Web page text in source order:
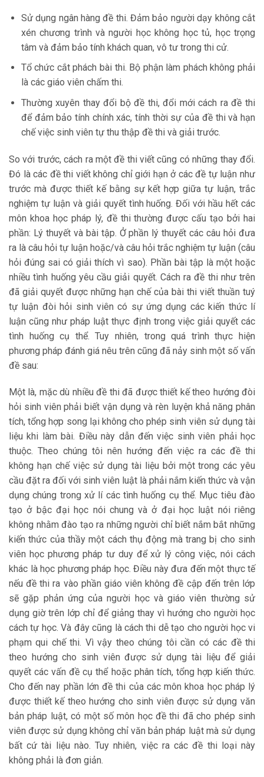
Sử dụng ngân hàng đề thi. Đảm bảo người dạy không cắt
xén chương trình và người học không học tủ, học trọng
tâm và đảm bảo tính khách quan, vô tư trong thi cử.
Tổ chức cắt phách bài thi. Bộ phận làm phách không phải
là các giáo viên chấm thi.
Thường xuyên thay đổi bộ đề thi, đổi mới cách ra đề thi
để đảm bảo tính chính xác, tính thời sự của đề thi và hạn
chế việc sinh viên tự thu thập đề thi và giải trước.
So với trước, cách ra một đề thi viết cũng có những thay đổi.
Đó là các đề thi viết không chỉ giới hạn ở các đề tự luận như
trước mà được thiết kế bằng sự kết hợp giữa tự luận, trắc
nghiệm tự luận và giải quyết tình huống. Đối với hầu hết các
môn khoa học pháp lý, đề thi thường được cấu tạo bởi hai
phần: Lý thuyết và bài tập. Ở phần lý thuyết các câu hỏi đưa
ra là câu hỏi tự luận hoặc/và câu hỏi trắc nghiệm tự luận (câu
hỏi đúng sai có giải thích vì sao). Phần bài tập là một hoặc
nhiều tình huống yêu cầu giải quyết. Cách ra đề thi như trên
đã giải quyết được những hạn chế của bài thi viết thuần tuý
tự luận đòi hỏi sinh viên có sự ứng dụng các kiến thức lí
luận cũng như pháp luật thực định trong việc giải quyết các
tình huống cụ thể. Tuy nhiên, trong quá trình thực hiện
phương pháp đánh giá nêu trên cũng đã nảy sinh một số vấn
đề sau:
Một là, mặc dù nhiều đề thi đã được thiết kế theo hướng đòi
hỏi sinh viên phải biết vận dụng và rèn luyện khả năng phân
tích, tổng hợp song lại không cho phép sinh viên sử dụng tài
liệu khi làm bài. Điều này dẫn đến việc sinh viên phải học
thuộc. Theo chúng tôi nên hướng đến việc ra các đề thi
không hạn chế việc sử dụng tài liệu bởi một trong các yêu
cầu đặt ra đối với sinh viên luật là phải nắm kiến thức và vận
dụng chúng trong xử lí các tình huống cụ thể. Mục tiêu đào
tạo ở bậc đại học nói chung và ở đại học luật nói riêng
không nhằm đào tạo ra những người chỉ biết nắm bắt những
kiến thức của thầy một cách thụ động mà trang bị cho sinh
viên học phương pháp tư duy để xử lý công việc, nói cách
khác là học phương pháp học. Điều này đưa đến một thực tế
nếu đề thi ra vào phần giáo viên không đề cập đến trên lớp
sẽ gặp phản ứng của người học và giáo viên thường sử
dụng giờ trên lớp chỉ để giảng thay vì hướng cho người học
cách tự học. Và đây cũng là cách thi dễ tạo cho người học vi
phạm qui chế thi. Vì vậy theo chúng tôi cần có các đề thi
theo hướng cho sinh viên được sử dụng tài liệu để giải
quyết các vấn đề cụ thể hoặc phân tích, tổng hợp kiến thức.
Cho đến nay phần lớn đề thi của các môn khoa học pháp lý
được thiết kế theo hướng cho sinh viên được sử dụng văn
bản pháp luật, có một số môn học đề thi đã cho phép sinh
viên được sử dụng không chỉ văn bản pháp luật mà sử dụng
bất cứ tài liệu nào. Tuy nhiên, việc ra các đề thi loại này
không phải là đơn giản.